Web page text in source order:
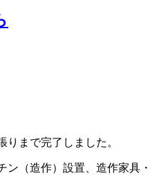
りまで完了しました。
ン（造作）設置、造作家具・